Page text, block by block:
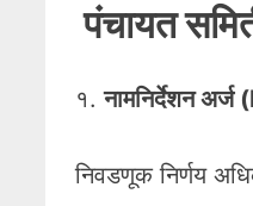
पंचायत
१.नामनिर्देशन
निवडणूक निर्णय